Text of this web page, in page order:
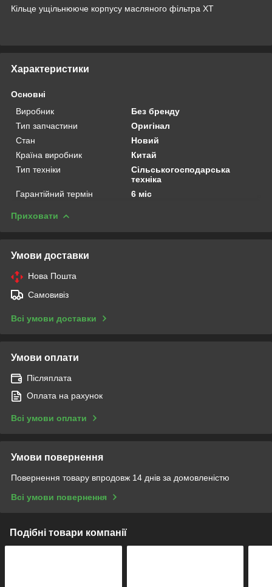
Кільце ущільнююче корпусу масляного фільтра XT
Характеристики
Основні
Виробник
Без бренду
Тип запчастини
Оригінал
Стан
Новий
Країна виробник
Китай
Тип техніки
Сільськогосподарська
техніка
Гарантійний термін
6 міс
Приховати
Умови доставки
Нова Пошта
Самовивіз
Всі умови доставки
Умови оплати
Післяплата
Оплата на рахунок
Всі умови оплати
Умови повернення
Повернення товару впродовж 14 днів за домовленістю
Всі умови повернення
Подібні товари компанії